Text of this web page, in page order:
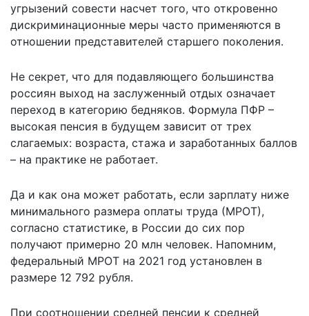
угрызений совести насчет того, что откровенно
дискриминационные меры часто применяются в
отношении представителей старшего поколения.
Не секрет, что для подавляющего большинства
россиян выход на заслуженный отдых означает
переход в категорию бедняков. Формула ПФР –
высокая пенсия в будущем зависит от трех
слагаемых: возраста, стажа и заработанных баллов
– на практике не работает.
Да и как она может работать, если зарплату ниже
минимального размера оплаты труда (МРОТ),
согласно статистике, в России до сих пор
получают примерно 20 млн человек. Напомним,
федеральный МРОТ на 2021 год установлен в
размере 12 792 рубля.
При соотношении средней пенсии к средней